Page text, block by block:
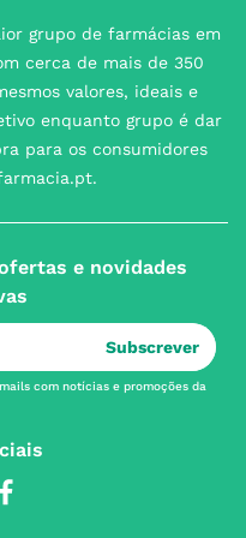
grupo de farmácias em
cerca de mais de 350
valores, ideais e
enquanto grupo é dar
para os consumidores
e novidades
Subscrever
com notícias e promoções da